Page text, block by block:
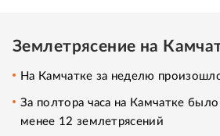
Землетрясение на
На Камчатке за неделю
За полтора часа на Камчатке
менее 12 землетрясений